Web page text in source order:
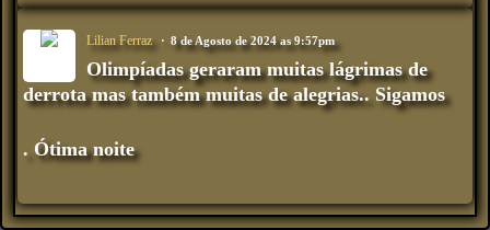
Lilian Ferraz 8 de Agosto de 2024 as 9:57pm
Olimpíadas geraram muitas lágrimas de
derrota mas também muitas de alegrias.. Sigamos
. Ótima noite